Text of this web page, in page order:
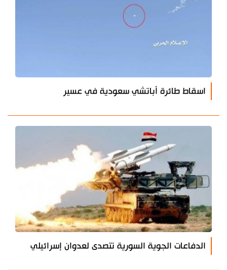
اسقاط طائرة أباتشي سعودية في عسير
الدفاعات الجوية السورية تتصدى لعدوان إسرائيلي